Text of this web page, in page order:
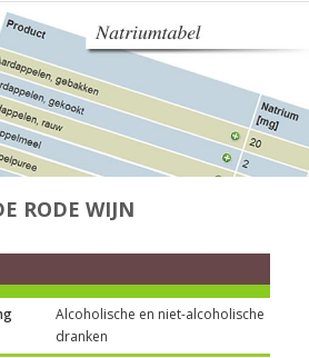
RODE WIJN
Alcoholische en niet-alcoholische
dranken